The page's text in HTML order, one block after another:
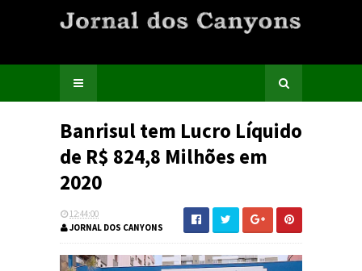
Banrisul tem Lucro Líquido
de R$ 824,8 Milhões em
2020
12:44:00
JORNAL DOS CANYONS